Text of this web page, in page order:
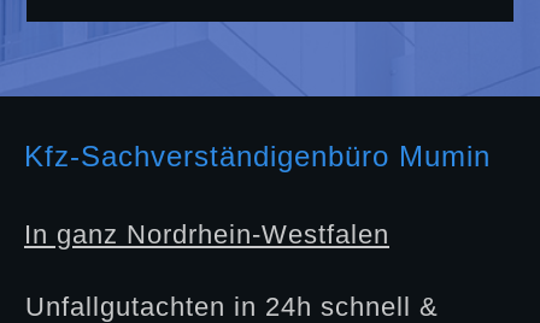
Kfz-Sachverständigenbüro Mumin
In ganz Nordrhein-Westfalen
Unfallgutachten in 24h schnell &